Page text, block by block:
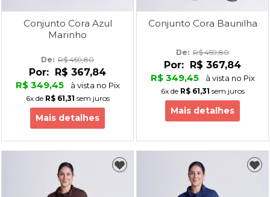
Conjunto Cora Azul
Marinho
De: R$ 459,80
Por: R$ 367,84
R$ 349,45
à vista no Pix
6xde R$ 61,31 sem juros
Mais detalhes
Conjunto Cora Baunilha
De: R$ 459,80
Por: R$ 367,84
R$ 349,45
à vista no Pix
6xde R$ 61,31 sem juros
Mais detalhes